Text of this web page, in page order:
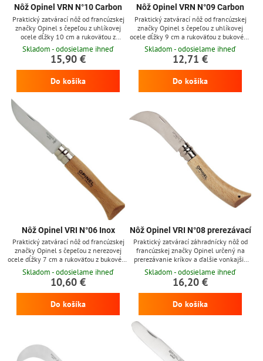
Nôž Opinel VRN N°10 Carbon
Praktický zatvárací nôž od francúzskej
značky Opinel s čepeľou z uhlíkovej
ocele dĺžky 10 cm a rukoväťou z
bukového dreva, nôž obsahuje otočnú
poistku Viroblock. Čepeľ z uhlíkovej ocele
dobre drží ostrie a ľahko sa brúsi, avšak
je vysoko náchylná k hrdzaveniu (nôž
treba po použití dôkladne vyčistiť, vysušiť
Skladom - odosielame ihneď
15,90 €
Do košíka
Nôž Opinel VRN N°09 Carbon
Praktický zatvárací nôž od francúzskej
značky Opinel s čepeľou z uhlíkovej
ocele dĺžky 9 cm a rukoväťou z bukového
dreva, nôž obsahuje otočnú poistku
Viroblock. Čepeľ z uhlíkovej ocele dobre
drží ostrie a ľahko sa brúsi, avšak je
vysoko náchylná k hrdzaveniu (nôž treba
po použití dôkladne vyčistiť, vysušiť a
Skladom - odosielame ihneď
12,71 €
Do košíka
Nôž Opinel VRI N°06 Inox
Praktický zatvárací nôž od francúzskej
značky Opinel s čepeľou z nerezovej
ocele dĺžky 7 cm a rukoväťou z bukového
dreva, nôž obsahuje otočnú poistku
Viroblock
Skladom - odosielame ihneď
10,60 €
Do košíka
Nôž Opinel VRI N°08 prerezávací
Praktický zatvárací záhradnícky nôž od
francúzskej značky Opinel určený na
prerezávanie kríkov a ďalšie vonkajšie
použitie s čepeľou z nerezovej ocele
dĺžky 8,5 cm a rukoväťou z bukového
dreva s otvorom pre šnúrku, nôž
obsahuje otočnú poistku Viroblock.
Skladom - odosielame ihneď
16,20 €
Do košíka